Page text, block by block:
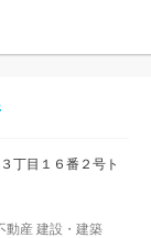
丁目１６番２号ト
動産 建設・建築